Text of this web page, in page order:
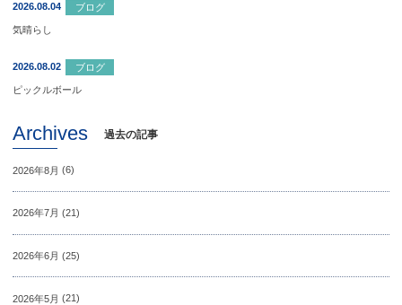
2026.08.04 ブログ
気晴らし
2026.08.02 ブログ
ピックルボール
Archives 過去の記事
2026年8月 (6)
2026年7月 (21)
2026年6月 (25)
2026年5月 (21)